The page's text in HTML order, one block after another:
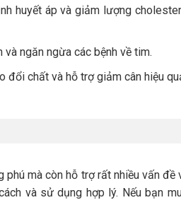
huyết áp và giảm lượng
ngăn ngừa các bệnh về tim.
đổi chất và hỗ trợ giảm cân hiệu
mà còn hỗ trợ rất nhiều vấn đề
và sử dụng hợp lý. Nếu bạn